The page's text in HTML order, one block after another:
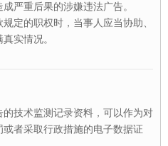
重后果的涉嫌违法广告。
定的职权时，当事人应当协助、
实情况。
技术监测记录资料，可以作为对
者采取行政措施的电子数据证